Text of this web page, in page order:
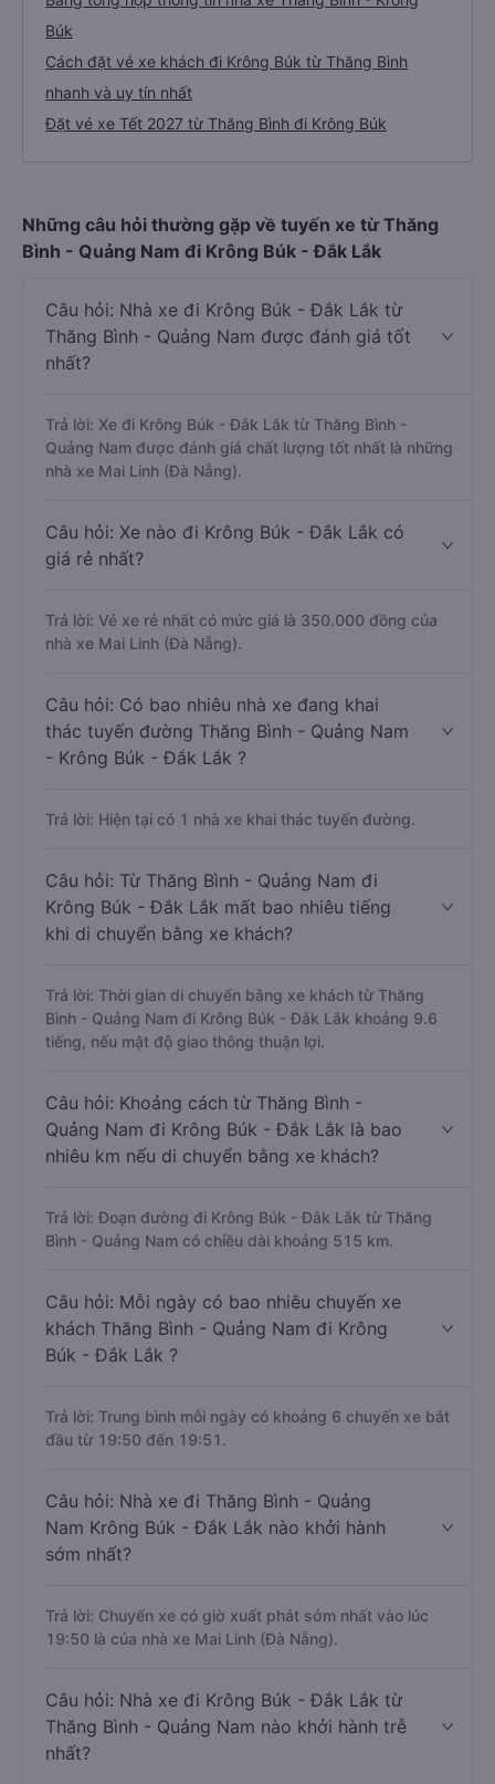
Búk
Cách đặt vé xe khách đi Krông Búk từ Thăng Bình
nhanh và uy tín nhất
Đặt vé xe Tết 2027 từ Thăng Bình đi Krông Búk
Những câu hỏi thường gặp về tuyến xe từ Thăng
Bình - Quảng Nam đi Krông Búk - Đắk Lắk
Câu hỏi: Nhà xe đi Krông Búk - Đắk Lắk từ
Thăng Bình - Quảng Nam được đánh giá tốt
nhất?
Trả lời: Xe đi Krông Búk - Đắk Lắk từ Thăng Bình -
Quảng Nam được đánh giá chất lượng tốt nhất là những
nhà xe Mai Linh (Đà Nẵng).
Câu hỏi: Xe nào đi Krông Búk - Đắk Lắk có
giá rẻ nhất?
Trả lời: Vé xe rẻ nhất có mức giá là 350.000 đồng của
nhà xe Mai Linh (Đà Nẵng).
Câu hỏi: Có bao nhiêu nhà xe đang khai
thác tuyến đường Thăng Bình - Quảng Nam
- Krông Búk - Đắk Lắk ?
Trả lời: Hiện tại có 1 nhà xe khai thác tuyến đường.
Câu hỏi: Từ Thăng Bình - Quảng Nam đi
Krông Búk - Đắk Lắk mất bao nhiêu tiếng
khi di chuyển bằng xe khách?
Trả lời: Thời gian di chuyển bằng xe khách từ Thăng
Bình - Quảng Nam đi Krông Búk - Đắk Lắk khoảng 9.6
tiếng, nếu mật độ giao thông thuận lợi.
Câu hỏi: Khoảng cách từ Thăng Bình -
Quảng Nam đi Krông Búk - Đắk Lắk là bao
nhiêu km nếu di chuyển bằng xe khách?
Trả lời: Đoạn đường đi Krông Búk - Đắk Lắk từ Thăng
Bình - Quảng Nam có chiều dài khoảng 515 km.
Câu hỏi: Mỗi ngày có bao nhiêu chuyến xe
khách Thăng Bình - Quảng Nam đi Krông
Búk - Đắk Lắk ?
Trả lời: Trung bình mỗi ngày có khoảng 6 chuyến xe bắt
đầu từ 19:50 đến 19:51.
Câu hỏi: Nhà xe đi Thăng Bình - Quảng
Nam Krông Búk - Đắk Lắk nào khởi hành
sớm nhất?
Trả lời: Chuyến xe có giờ xuất phát sớm nhất vào lúc
19:50 là của nhà xe Mai Linh (Đà Nẵng).
Câu hỏi: Nhà xe đi Krông Búk - Đắk Lắk từ
Thăng Bình - Quảng Nam nào khởi hành trễ
nhất?